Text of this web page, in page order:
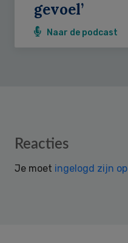
gevoel’
Naar de podcast
Reader
Reacties
Je moet ingelogd zijn op